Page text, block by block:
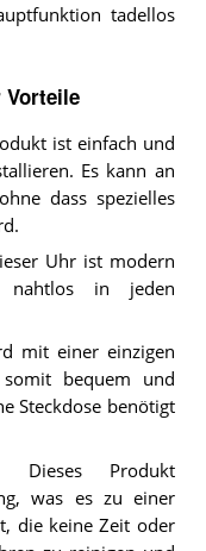
tadellos
Vorteile
ist einfach und
Es kann an
dass spezielles
Uhr ist modern
in jeden
mit einer einzigen
bequem und
Steckdose benötigt
Dieses Produkt
was es zu einer
die keine Zeit oder